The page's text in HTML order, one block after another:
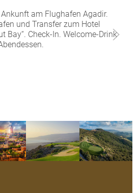
am Flughafen Agadir.
und Transfer zum Hotel
Bay“. Check-In. Welcome-Drink